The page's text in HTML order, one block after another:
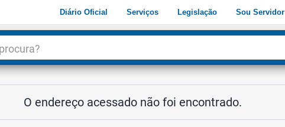
Diário Oficial Serviços Legislação Sou Servidor
O endereço acessado não foi encontrado.